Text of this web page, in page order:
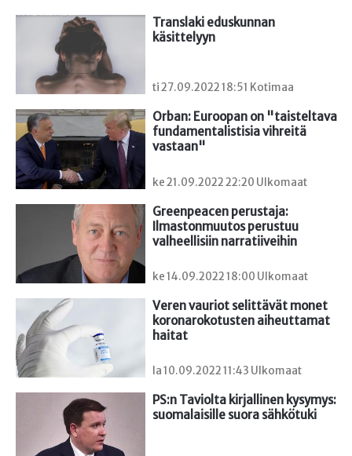
Translaki eduskunnan
käsittelyyn
ti 27.09.2022 18:51 Kotimaa
Orban: Euroopan on "taisteltava
fundamentalistisia vihreitä
vastaan"
ke 21.09.2022 22:20 Ulkomaat
Greenpeacen perustaja:
Ilmastonmuutos perustuu
valheellisiin narratiiveihin
ke 14.09.2022 18:00 Ulkomaat
Veren vauriot selittävät monet
koronarokotusten aiheuttamat
haitat
la 10.09.2022 11:43 Ulkomaat
PS:n Taviolta kirjallinen kysymys:
suomalaisille suora sähkötuki